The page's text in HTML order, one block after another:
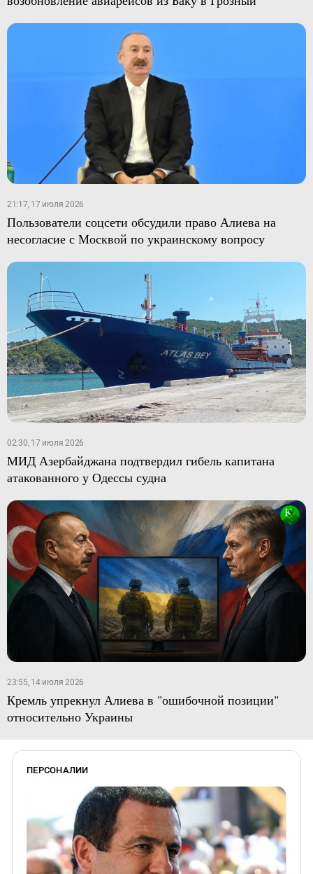
21:17, 17 июля 2026
Пользователи соцсети обсудили право Алиева на
несогласие с Москвой по украинскому вопросу
02:30, 17 июля 2026
МИД Азербайджана подтвердил гибель капитана
атакованного у Одессы судна
23:55, 14 июля 2026
Кремль упрекнул Алиева в "ошибочной позиции"
относительно Украины
ПЕРСОНАЛИИ